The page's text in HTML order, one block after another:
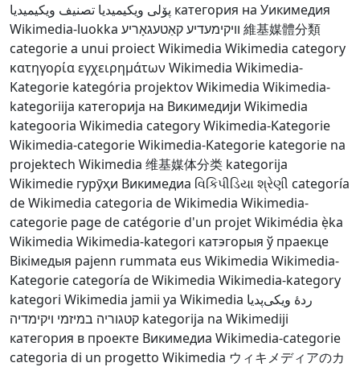
پۆلی ویکیمیدیا تصنيف ويكيميديا
категория на Уикимедия
Wikimedia-luokka וויקימעדיע קאַטעגאָריע 維基媒體分類
categorie a unui proiect Wikimedia Wikimedia category
κατηγορία εγχειρημάτων Wikimedia Wikimedia-
Kategorie kategória projektov Wikimedia Wikimedia-
kategoriija категорија на Викимедији Wikimedia
kategooria Wikimedia categoryWikimedia-Kategorie
Wikimedia-categorieWikimedia-Kategorie kategorie na
projektech Wikimedia 维基媒体分类 kategorija
Wikimedie гурӯҳи Викимедиа વિકિપીડિયા શ્રેણી categoría
de Wikimedia categoria de Wikimedia Wikimedia-
categorie page de catégorie d'un projet Wikimédia ẹ̀ka
Wikimedia Wikimedia-kategori катэгорыя ў праекце
Вікімедыя pajenn rummata eus Wikimedia Wikimedia-
Kategorie categoría de Wikimedia Wikimedia-kategory
kategori Wikimedia jamii ya Wikimedia ردهٔ ویکی‌پدیا
קטגוריה במיזמי ויקימדיה kategorija na Wikimediji
категория в проекте Викимедиа Wikimedia-categorie
categoria di un progetto Wikimedia ウィキメディアのカ